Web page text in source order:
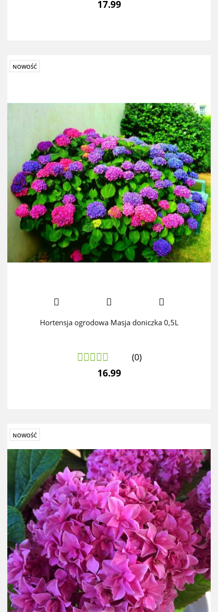
17.99
NOWOŚĆ
Hortensja ogrodowa Masja doniczka 0,5L
(0)
16.99
NOWOŚĆ